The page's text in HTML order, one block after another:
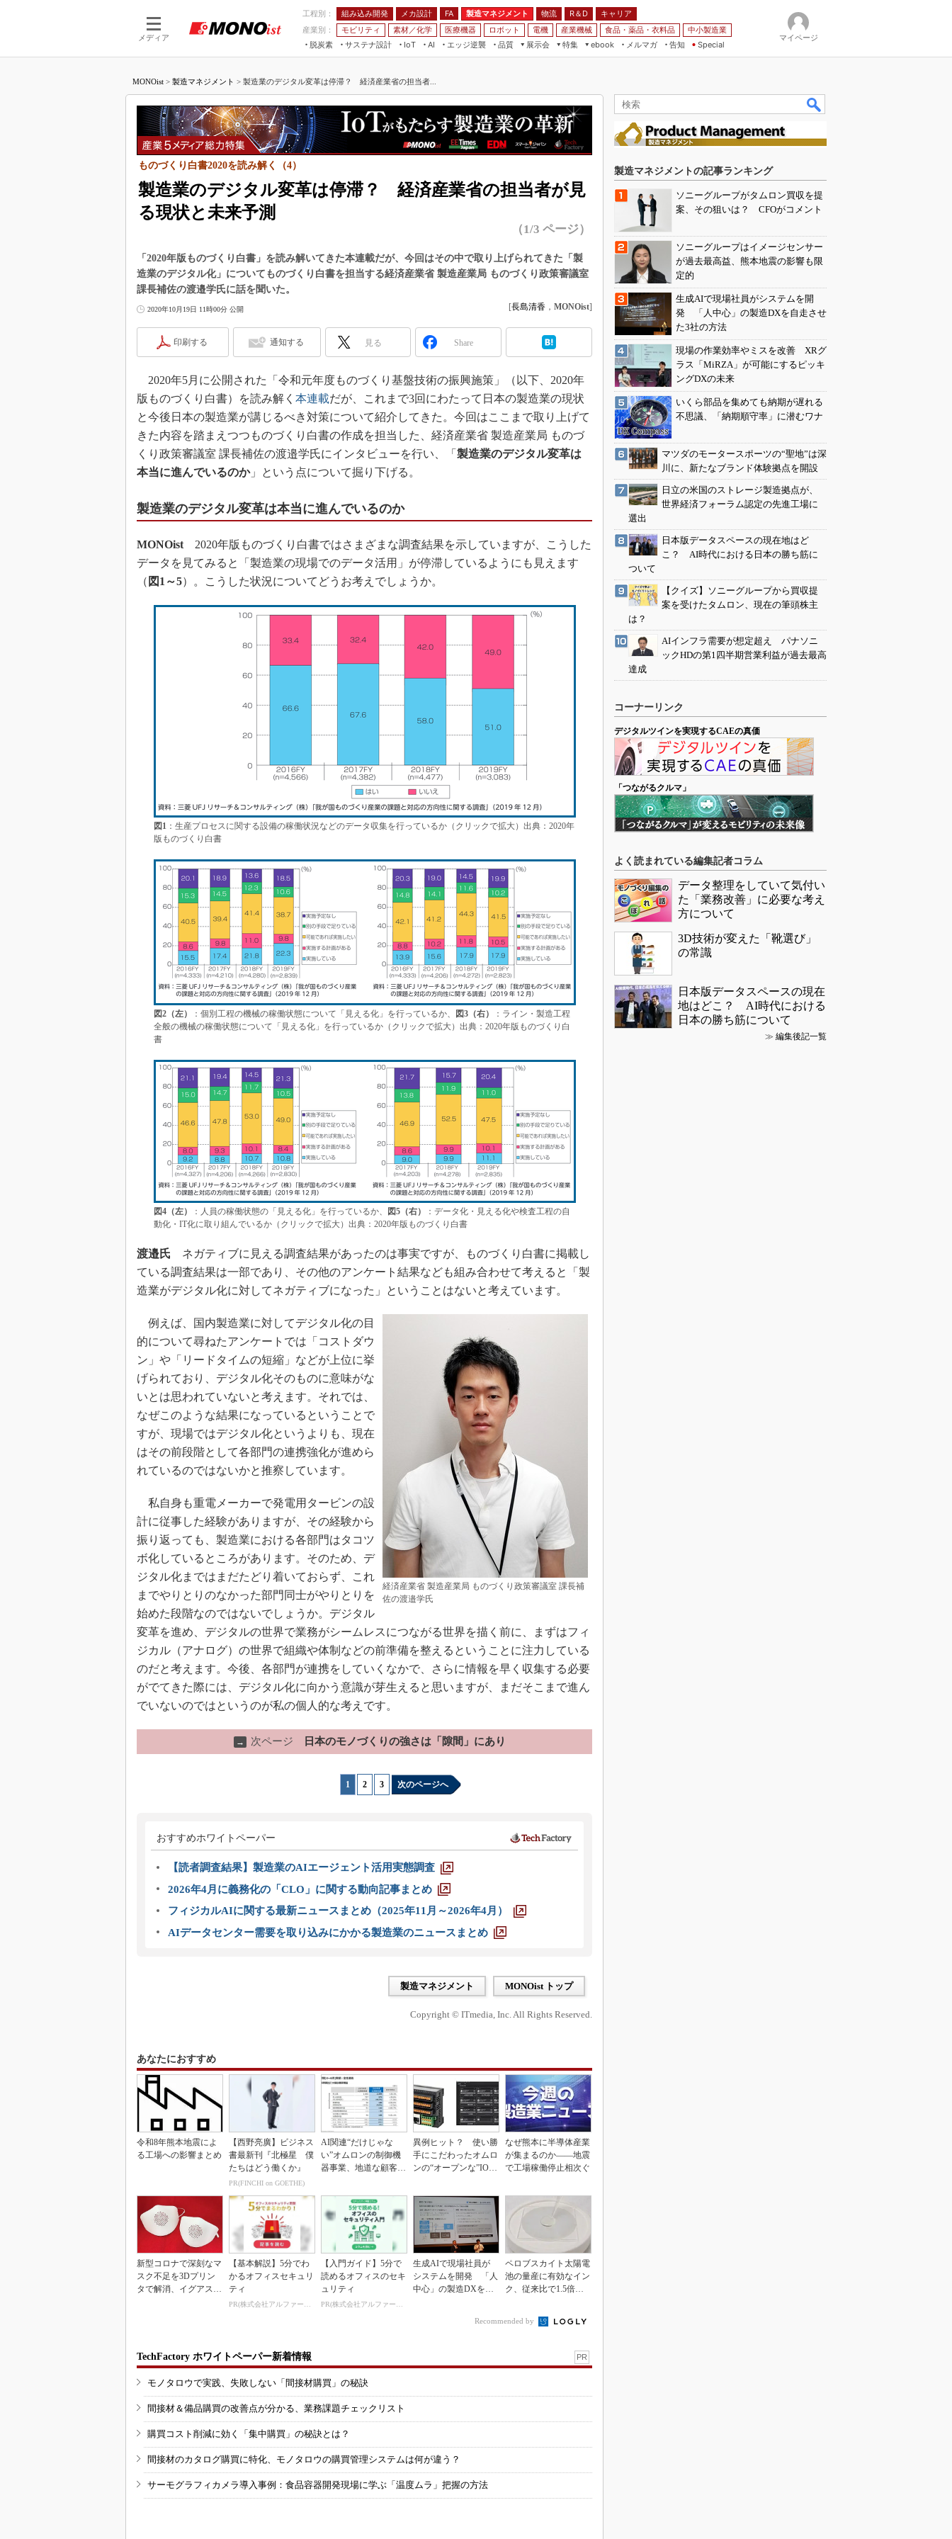
メディア
工程別： 組み込み開発 メカ設計 FA 製造マネジメント 物流 R＆D
キャリア
産業別：
モビリティ 素材／化学 医療機器 ロボット 電機 産業機械 食品・薬品・衣料品
中小製造業
脱炭素
サステナ設計
IoT
つながる工場
つながるサービス
AI
AI×設備保全
Physical AI
エッジ逆襲 品質
展示会
JIMTOF
組込み/エッジ コンピューティング
展＆IoT/5Gソリューション展
IIFES
国際ロボット展
ジャパンモビリティショー
EdgeTech+
産業オープンネット展
特集
つながるクルマ
5G
VR／AR
フィールドサービス
組み込み画像技術
車載ソフト開発
ISO26262
デジタルツインとCAE
インダストリー4.0
イノベーション
製造業ビッグデータ
メイドインジャパン
海外生産
グローバル設計・開発
制御セキュリティ
新型コロナへの対応
ebook
製造マネジメント
FA
モビリティ
メルマガ
告知 Special
マイページ
MONOist > 製造マネジメント > 製造業のデジタル変革は停滞？ 経済産業省の担当者...
製造業のデジタル変革は停滞？ 経済産業省の担当者が見
る現状と未来予測
ものづくり白書2020を読み解く（4）
（1/3 ページ）
「2020年版ものづくり白書」を読み解いてきた本連載だが、今回はその中で取り上げられてきた「製
造業のデジタル化」についてものづくり白書を担当する経済産業省 製造産業局 ものづくり政策審議室
課長補佐の渡邉学氏に話を聞いた。
2020年10月19日 11時00分 公開 [長島清香 ， MONOist]
印刷する 通知する 見る Share
2020年5月に公開された「令和元年度ものづくり基盤技術の振興施策」（以下、2020年
版ものづくり白書）を読み解く 本連載だが、これまで3回にわたって日本の製造業の現状
と今後日本の製造業が講じるべき対策について紹介してきた。今回はここまで取り上げて
きた内容を踏まえつつものづくり白書の作成を担当した、経済産業省 製造産業局 ものづ
くり政策審議室 課長補佐の渡邉学氏にインタビューを行い、「 製造業のデジタル変革は
本当に進んでいるのか」という点について掘り下げる。
製造業のデジタル変革は本当に進んでいるのか
MONOist 2020年版ものづくり白書ではさまざまな調査結果を示していますが、こうした
データを見てみると「製造業の現場でのデータ活用」が停滞しているようにも見えます
（ 図1～5）。こうした状況についてどうお考えでしょうか。
図1：生産プロセスに関する設備の稼働状況などのデータ収集を行っているか（クリックで拡大）出典：2020年
版ものづくり白書
図2（左） ：個別工程の機械の稼働状態について「見える化」を行っているか、 図3（右）
：ライン・製造工程
全般の機械の稼働状態について「見える化」を行っているか（クリックで拡大）出典：2020年版ものづくり白
書
図4（左） ：人員の稼働状態の「見える化」を行っているか、 図5（右）
：データ化・見える化や検査工程の自
動化・IT化に取り組んでいるか（クリックで拡大）出典：2020年版ものづくり白書
渡邉氏 ネガティブに見える調査結果があったのは事実ですが、ものづくり白書に掲載し
ている調査結果は一部であり、その他のアンケート結果なども組み合わせて考えると「製
造業がデジタル化に対してネガティブになった」ということはないと考えています。
経済産業省 製造産業局 ものづくり政策審議室 課長補
佐の渡邉学氏
例えば、国内製造業に対してデジタル化の目
的について尋ねたアンケートでは「コストダウ
ン」や「リードタイムの短縮」などが上位に挙
げられており、デジタル化そのものに意味がな
いとは思われていないと考えます。それでは、
なぜこのような結果になっているということで
すが、現場ではデジタル化というよりも、現在
はその前段階として各部門の連携強化が進めら
れているのではないかと推察しています。
私自身も重電メーカーで発電用タービンの設
計に従事した経験がありますが、その経験から
振り返っても、製造業における各部門はタコツ
ボ化しているところがあります。そのため、デ
ジタル化まではまだたどり着いておらず、これ
までやりとりのなかった部門同士がやりとりを
始めた段階なのではないでしょうか。デジタル
変革を進め、デジタルの世界で業務がシームレスにつながる世界を描く前に、まずはフィ
ジカル（アナログ）の世界で組織や体制などの前準備を整えるということに注力している
のだと考えます。今後、各部門が連携をしていくなかで、さらに情報を早く収集する必要
がでてきた際には、デジタル化に向かう意識が芽生えると思いますが、まだそこまで進ん
でいないのではというのが私の個人的な考えです。
→ 次ページ 日本のモノづくりの強さは「隙間」にあり
1 2 3 次のページへ
おすすめホワイトペーパー
【読者調査結果】製造業のAIエージェント活用実態調査
2026年4月に義務化の「CLO」に関する動向記事まとめ
フィジカルAIに関する最新ニュースまとめ（2025年11月～2026年4月）
AIデータセンター需要を取り込みにかかる製造業のニュースまとめ
製造マネジメント MONOist トップ
Copyright © ITmedia, Inc. All Rights Reserved.
あなたにおすすめ
令和8年熊本地震によ
る工場への影響まとめ
【西野亮廣】ビジネス
書最新刊『北極星 僕
たちはどう働くか』
PR(FINCHI on GOETHE)
AI関連“だけじゃな
い”オムロンの制御機
器事業、地道な顧客基
異例ヒット？ 使い勝
手にこだわったオムロ
ンの“オープンな”IO-L
なぜ熊本に半導体産業
が集まるのか――地震
で工場稼働停止相次ぐ
新型コロナで深刻なマ
スク不足を3Dプリン
タで解消、イグアスが
【基本解説】5分でわ
かるオフィスセキュリ
ティ
PR(株式会社アルファーテクノ)
【入門ガイド】5分で
読めるオフィスのセキ
ュリティ
PR(株式会社アルファーテクノ)
生成AIで現場社員が
システムを開発 「人
中心」の製造DXを自
ペロブスカイト太陽電
池の量産に有効なイン
ク、従来比で1.5倍の
Recommended by
TechFactory ホワイトペーパー新着情報 PR
モノタロウで実践、失敗しない「間接材購買」の秘訣
間接材＆備品購買の改善点が分かる、業務課題チェックリスト
購買コスト削減に効く「集中購買」の秘訣とは？
間接材のカタログ購買に特化、モノタロウの購買管理システムは何が違う？
サーモグラフィカメラ導入事例：食品容器開発現場に学ぶ「温度ムラ」把握の方法
製造マネジメントの記事ランキング
ソニーグループがタムロン買収を提
案、その狙いは？ CFOがコメント
ソニーグループはイメージセンサー
が過去最高益、熊本地震の影響も限
定的
生成AIで現場社員がシステムを開
発 「人中心」の製造DXを自走させ
た3社の方法
現場の作業効率やミスを改善 XRグ
ラス「MiRZA」が可能にするピッキ
ングDXの未来
いくら部品を集めても納期が遅れる
不思議、「納期順守率」に潜むワナ
マツダのモータースポーツの“聖地”は深
川に、新たなブランド体験拠点を開設
日立の米国のストレージ製造拠点が、
世界経済フォーラム認定の先進工場に
選出
日本版データスペースの現在地はど
こ？ AI時代における日本の勝ち筋に
ついて
【クイズ】ソニーグループから買収提
案を受けたタムロン、現在の筆頭株主
は？
AIインフラ需要が想定超え パナソニ
ックHDの第1四半期営業利益が過去最高
達成
コーナーリンク
デジタルツインを実現するCAEの真価
「つながるクルマ」
よく読まれている編集記者コラム
データ整理をしていて気付い
た「業務改善」に必要な考え
方について
3D技術が変えた「靴選び」
の常識
日本版データスペースの現在
地はどこ？ AI時代における
日本の勝ち筋について
≫ 編集後記一覧